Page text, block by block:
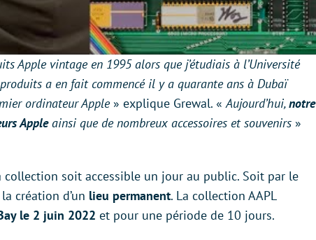
Apple vintage en 1995 alors que j’étudiais à l’Université
a en fait commencé il y a quarante ans à Dubaï
ordinateur Apple» explique Grewal. «Aujourd’hui,notre
Appleainsi que de nombreux accessoires et souvenirs »
collection soit accessible un jour au public. Soit par le
création d’un lieu permanent. La collection AAPL
le 2 juin 2022 et pour une période de 10 jours.